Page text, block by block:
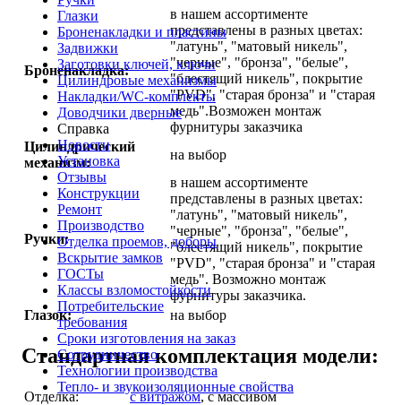
Глазки
Броненакладки и пластины
Задвижки
Заготовки ключей, ключи
Цилиндровые механизмы
Накладки/WC-комплекты
Доводчики дверные
Справка
Новости
Установка
Отзывы
Конструкции
Ремонт
Производство
Отделка проемов, доборы
Вскрытие замков
ГОСТы
Классы взломостойкости
Потребительские
требования
Сроки изготовления на заказ
Сотрудничество
Технологии производства
Тепло- и звукоизоляционные свойства
Броненакладка:
в нашем ассортименте
представлены в разных цветах:
"латунь", "матовый никель",
"черные", "бронза", "белые",
"блестящий никель", покрытие
"PVD", "старая бронза" и "старая
медь".Возможен монтаж
фурнитуры заказчика
Цилиндрический
механизм:
на выбор
Ручки:
в нашем ассортименте
представлены в разных цветах:
"латунь", "матовый никель",
"черные", "бронза", "белые",
"блестящий никель", покрытие
"PVD", "старая бронза" и "старая
медь". Возможно монтаж
фурнитуры заказчика.
Глазок:
на выбор
Стандартная комплектация модели:
Отделка: с витражом, с массивом